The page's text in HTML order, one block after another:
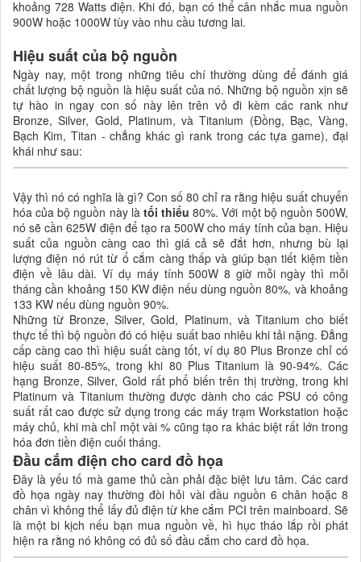
khoảng 728 Watts điện. Khi đó, bạn có thể cân nhắc mua nguồn
900W hoặc 1000W tùy vào nhu cầu tương lai.
Hiệu suất của bộ nguồn
Ngày nay, một trong những tiêu chí thường dùng để đánh giá
chất lượng bộ nguồn là hiệu suất của nó. Những bộ nguồn xịn sẽ
tự hào in ngay con số này lên trên vỏ đi kèm các rank như
Bronze, Silver, Gold, Platinum, và Titanium (Đồng, Bạc, Vàng,
Bạch Kim, Titan - chẳng khác gì rank trong các tựa game), đại
khái như sau:
Vậy thì nó có nghĩa là gì? Con số 80 chỉ ra rằng hiệu suất chuyển
hóa của bộ nguồn này là tối thiểu 80%. Với một bộ nguồn 500W,
nó sẽ cần 625W điện để tạo ra 500W cho máy tính của bạn. Hiệu
suất của nguồn càng cao thì giá cả sẽ đắt hơn, nhưng bù lại
lượng điện nó rút từ ổ cắm càng thấp và giúp bạn tiết kiệm tiền
điện về lâu dài. Ví dụ máy tính 500W 8 giờ mỗi ngày thì mỗi
tháng cần khoảng 150 KW điện nếu dùng nguồn 80%, và khoảng
133 KW nếu dùng nguồn 90%.
Những từ Bronze, Silver, Gold, Platinum, và Titanium cho biết
thực tế thì bộ nguồn đó có hiệu suất bao nhiêu khi tải nặng. Đẳng
cấp càng cao thì hiệu suất càng tốt, ví dụ 80 Plus Bronze chỉ có
hiệu suất 80-85%, trong khi 80 Plus Titanium là 90-94%. Các
hạng Bronze, Silver, Gold rất phổ biến trên thị trường, trong khi
Platinum và Titanium thường được dành cho các PSU có công
suất rất cao được sử dụng trong các máy trạm Workstation hoặc
máy chủ, khi mà chỉ một vài % cũng tạo ra khác biệt rất lớn trong
hóa đơn tiền điện cuối tháng.
Đầu cắm điện cho card đồ họa
Đây là yếu tố mà game thủ cần phải đặc biệt lưu tâm. Các card
đồ họa ngày nay thường đòi hỏi vài đầu nguồn 6 chân hoặc 8
chân vì không thể lấy đủ điện từ khe cắm PCI trên mainboard. Sẽ
là một bi kịch nếu bạn mua nguồn về, hì hục tháo lắp rồi phát
hiện ra rằng nó không có đủ số đầu cắm cho card đồ họa.